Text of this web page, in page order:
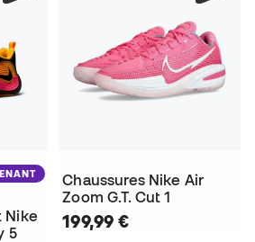
Nike
5
Chaussures Nike Air
Zoom G.T. Cut 1
199,99 €